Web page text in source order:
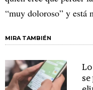
“muy doloroso” y está
MIRA TAMBIÉN
Lo
se